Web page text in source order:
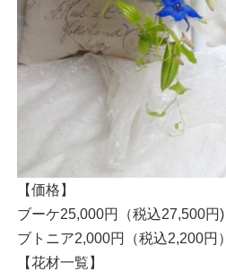
【価格】
ブーケ25,000円（税込27,500円)
ブトニア2,000円（税込2,200円）
【花材一覧】